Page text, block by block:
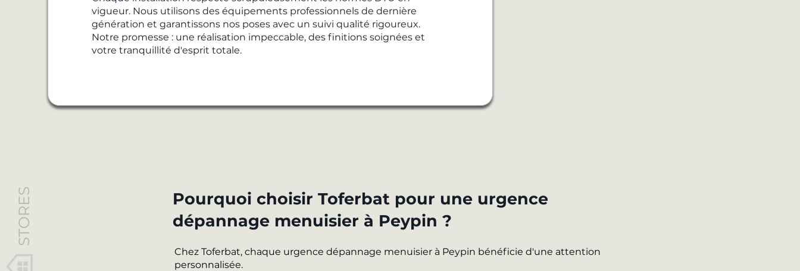
vigueur. Nous utilisons des équipements professionnels de dernière
génération et garantissons nos poses avec un suivi qualité rigoureux.
Notre promesse : une réalisation impeccable, des finitions soignées et
votre tranquillité d'esprit totale.
STORES
Pourquoi choisir Toferbat pour une urgence
dépannage menuisier à Peypin ?
Chez Toferbat, chaque urgence dépannage menuisier à Peypin bénéficie d'une attention
personnalisée.